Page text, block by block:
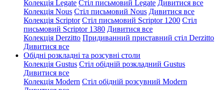
Колекція Legate Стіл письмовий Legate Дивитися все
Колекція Nous Стіл письмовий Nous Дивитися все
Колекція Scriptor Стіл письмовий Scriptor 1200 Стіл
письмовий Scriptor 1380 Дивитися все
Колекція Derzitto Придиванний приставний стіл Derzitto
Дивитися все
Обідні розкладні та розсувні столи
Колекція Gustus Стіл обідній розкладний Gustus
Дивитися все
Колекція Modern Стіл обідній розсувний Modern